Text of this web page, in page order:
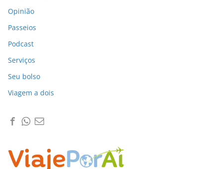
Opinião
Passeios
Podcast
Serviços
Seu bolso
Viagem a dois